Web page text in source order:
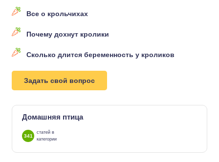
Все о крольчихах
Почему дохнут кролики
Сколько длится беременность у кроликов
Задать свой вопрос
Домашняя птица
341
статей в
категории